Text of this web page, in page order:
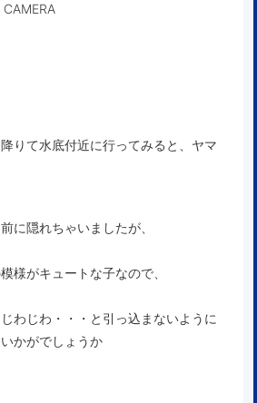
りて水底付近に行ってみると、ヤマ
に隠れちゃいましたが、
様がキュートな子なので、
わじわ・・・と引っ込まないように
かがでしょうか